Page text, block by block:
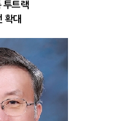
투트랙
확대